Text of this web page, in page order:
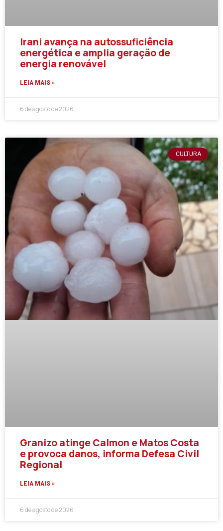
Irani avança na autossuficiência
energética e amplia geração de
energia renovável
LEIA MAIS »
6 de agosto de 2026
CULTURA
Granizo atinge Calmon e Matos Costa
e provoca danos, informa Defesa Civil
Regional
LEIA MAIS »
6 de agosto de 2026